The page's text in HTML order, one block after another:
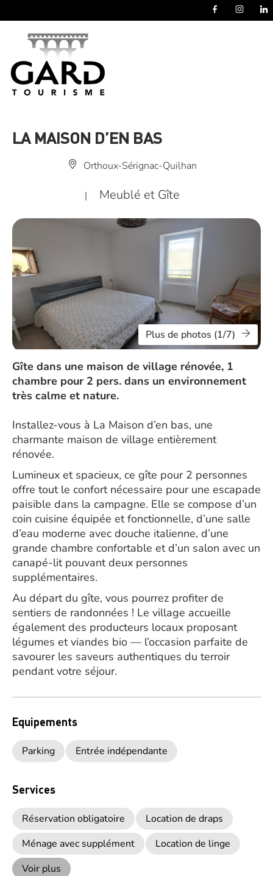
LA MAISON D’EN BAS
Orthoux-Sérignac-Quilhan
| Meublé et Gîte
Plus de photos (1/7)
Gîte dans une maison de village rénovée, 1
chambre pour 2 pers. dans un environnement
très calme et nature.
Installez-vous à La Maison d’en bas, une
charmante maison de village entièrement
rénovée.
Lumineux et spacieux, ce gîte pour 2 personnes
offre tout le confort nécessaire pour une escapade
paisible dans la campagne. Elle se compose d’un
coin cuisine équipée et fonctionnelle, d’une salle
d’eau moderne avec douche italienne, d’une
grande chambre confortable et d’un salon avec un
canapé-lit pouvant deux personnes
supplémentaires.
Au départ du gîte, vous pourrez profiter de
sentiers de randonnées ! Le village accueille
également des producteurs locaux proposant
légumes et viandes bio — l’occasion parfaite de
savourer les saveurs authentiques du terroir
pendant votre séjour.
Equipements
Parking Entrée indépendante
Services
Réservation obligatoire
Location de draps
Ménage avec supplément
Location de linge
Voir plus